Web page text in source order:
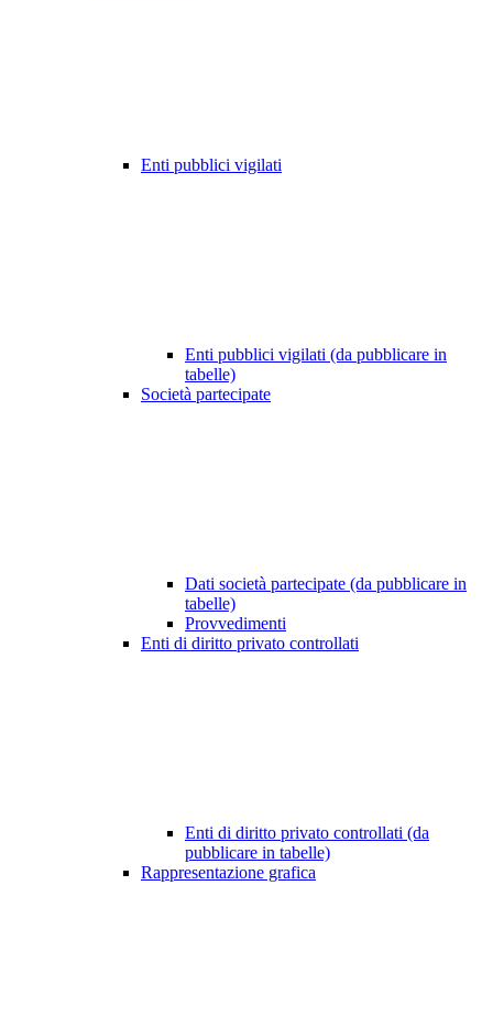
Enti pubblici vigilati
Enti pubblici vigilati (da pubblicare in
tabelle)
Società partecipate
Dati società partecipate (da pubblicare in
tabelle)
Provvedimenti
Enti di diritto privato controllati
Enti di diritto privato controllati (da
pubblicare in tabelle)
Rappresentazione grafica